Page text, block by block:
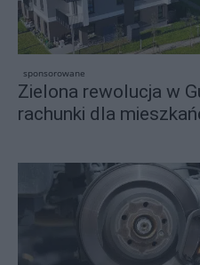
sponsorowane
Zielona rewolucja w
rachunki dla